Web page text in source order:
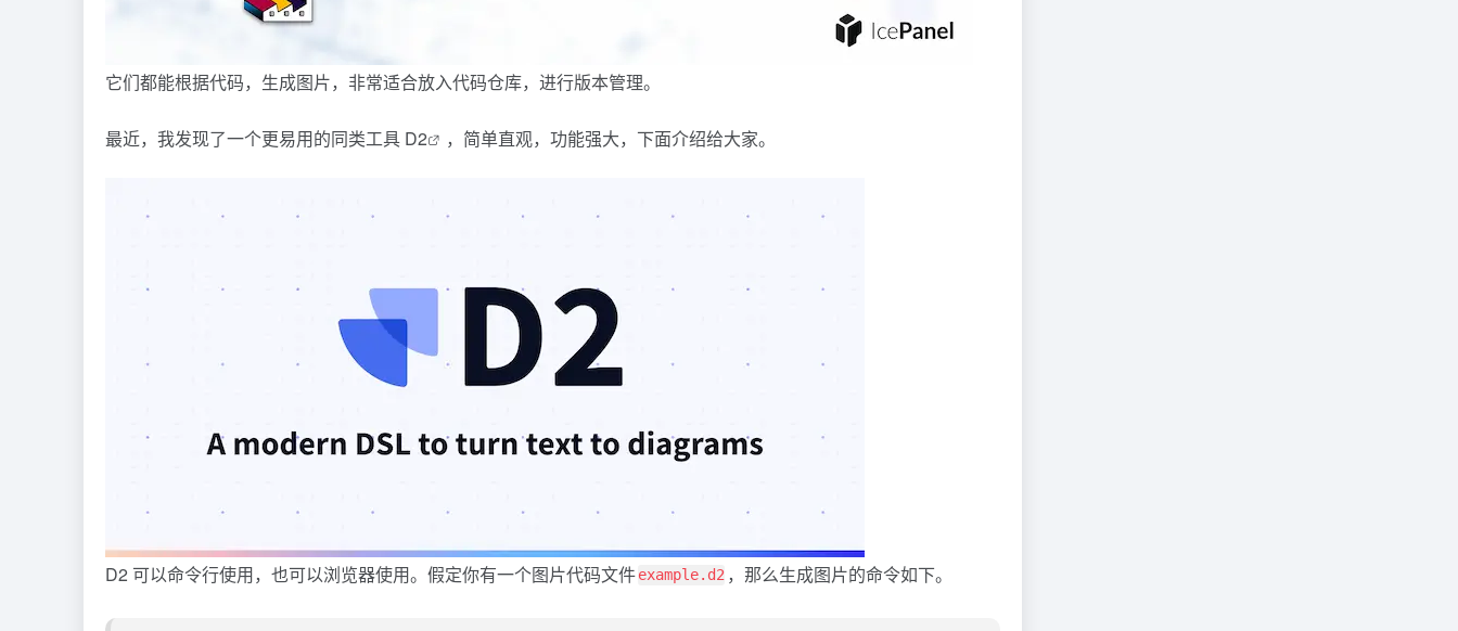
它们都能根据代码，生成图片，非常适合放入代码仓库，进行版本管理。
最近，我发现了一个更易用的同类工具 D2 ，简单直观，功能强大，下面介绍给大家。
D2 可以命令行使用，也可以浏览器使用。假定你有一个图片代码文件example.d2 ，那么生成图片的命令如下。